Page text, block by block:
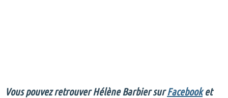
Vous pouvez retrouver Hélène Barbier surFacebooket